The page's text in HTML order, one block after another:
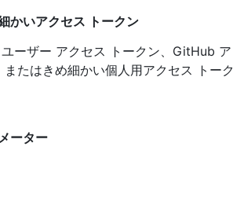
いアクセス トークン
ーザー アクセス トークン、GitHub ア
たはきめ細かい個人用アクセス トーク
ーター